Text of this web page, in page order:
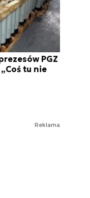
PGZ
tu nie
Reklama